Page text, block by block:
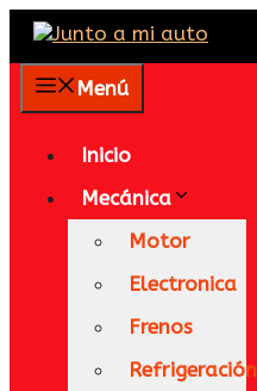
Saltar
contenido
Menú
Inicio
Mecánica
Motor
Electronica
Frenos
Refrigeración